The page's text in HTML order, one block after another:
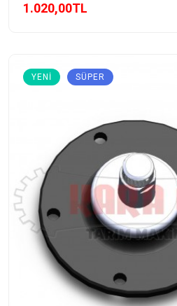
1.020,00TL
YENI SÜPER